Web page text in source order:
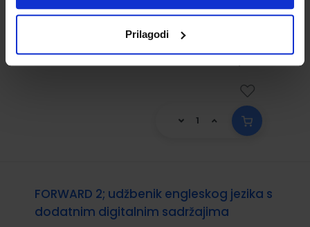
Prilagodi
Nakladnik:ŠKOLSKA KNJIGA d.d.
Registarski
18,00 €
FORWARD 2; udžbenik engleskog jezika s
dodatnim digitalnim sadržajima